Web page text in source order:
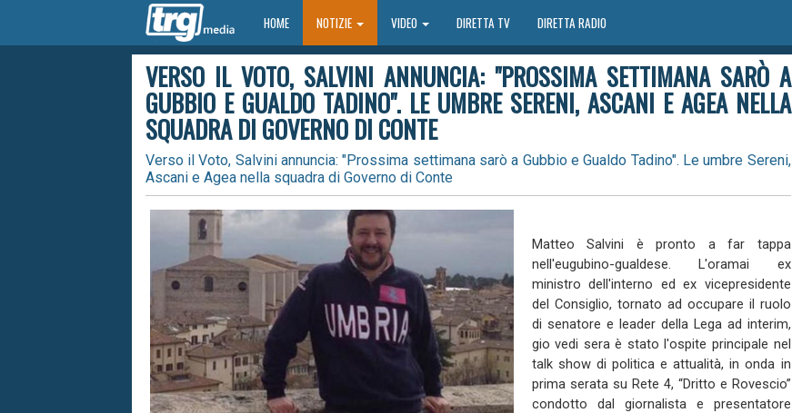
HOMEHOME NOTIZIE VIDEO DIRETTA TV DIRETTA RADIO
VERSO IL VOTO, SALVINI ANNUNCIA: "PROSSIMA SETTIMANA SARÒ A
GUBBIO E GUALDO TADINO". LE UMBRE SERENI, ASCANI E AGEA NELLA
SQUADRA DI GOVERNO DI CONTE
Verso il Voto, Salvini annuncia: "Prossima settimana sarò a Gubbio e Gualdo Tadino". Le umbre Sereni,
Ascani e Agea nella squadra di Governo di Conte
Matteo Salvini è pronto a far tappa
nell'eugubino-gualdese. L'oramai ex
ministro dell'interno ed ex vicepresidente
del Consiglio, tornato ad occupare il ruolo
di senatore e leader della Lega ad interim,
gio vedi sera è stato l'ospite principale nel
talk show di politica e attualità, in onda in
prima serata su Rete 4, “Dritto e Rovescio”
condotto dal giornalista e presentatore